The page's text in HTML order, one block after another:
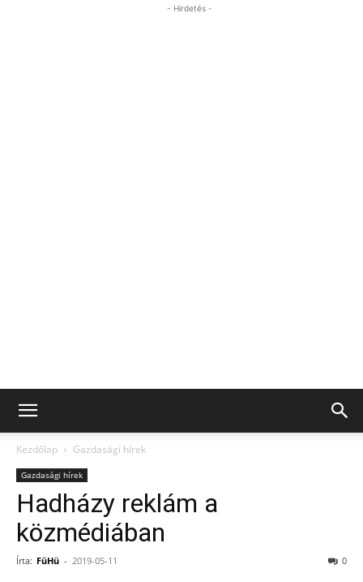
- Hirdetés -
Kezdőlap Gazdasági hírek
Gazdasági hírek
Hadházy reklám a
közmédiában
Írta: FüHü - 2019-05-11 0